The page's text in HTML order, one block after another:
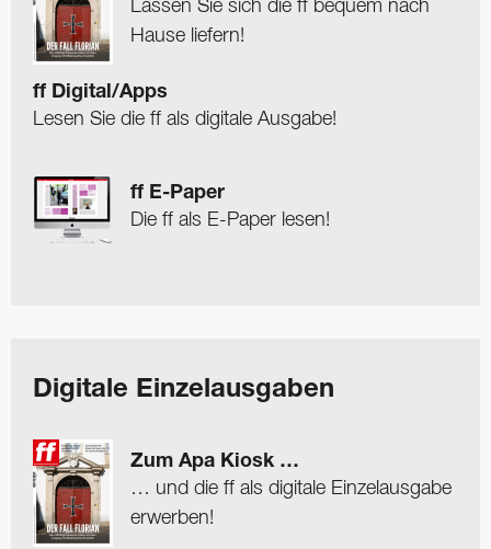
Lassen Sie sich die ff bequem nach
Hause liefern!
ff Digital/Apps
Lesen Sie die ff als digitale Ausgabe!
ff E-Paper
Die ff als E-Paper lesen!
Digitale Einzelausgaben
Zum Apa Kiosk …
… und die ff als digitale Einzelausgabe
erwerben!